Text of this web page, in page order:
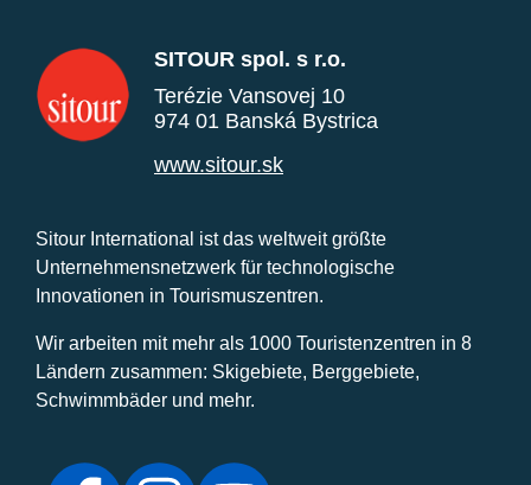
SITOUR spol. s r.o.
Terézie Vansovej 10
974 01 Banská Bystrica
www.sitour.sk
Sitour International ist das weltweit größte
Unternehmensnetzwerk für technologische
Innovationen in Tourismuszentren.
Wir arbeiten mit mehr als 1000 Touristenzentren in 8
Ländern zusammen: Skigebiete, Berggebiete,
Schwimmbäder und mehr.